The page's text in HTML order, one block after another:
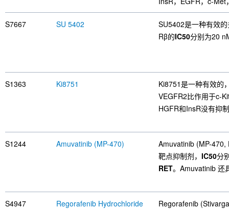
S7667 SU 5402
SU5402是一种有效
Rβ的IC50分别为20
S1363 Ki8751
Ki8751是一种有效的
VEGFR2比作用于c-
HGFR和InsR没有抑
S1244 Amuvatinib (MP-470)
Amuvatinib (MP-470,
靶点抑制剂， IC50分
RET。Amuvatinib 还
S4947 Regorafenib Hydrochloride
Regorafenib